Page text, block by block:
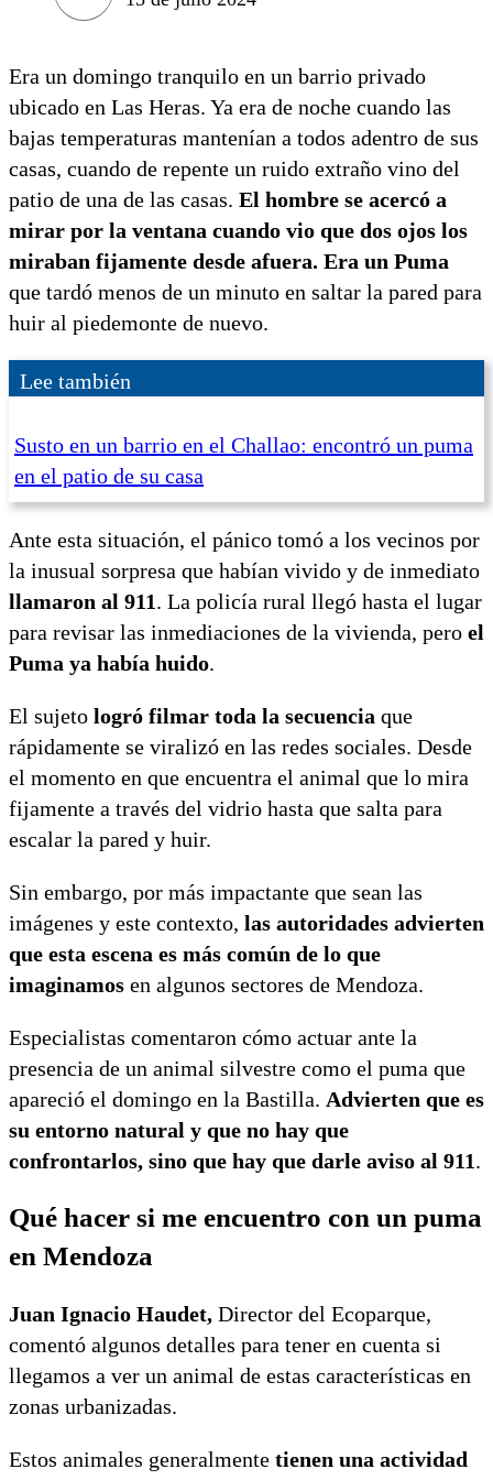
Era un domingo tranquilo en un barrio privado
ubicado en Las Heras. Ya era de noche cuando las
bajas temperaturas mantenían a todos adentro de sus
casas, cuando de repente un ruido extraño vino del
patio de una de las casas. El hombre se acercó a
mirar por la ventana cuando vio que dos ojos los
miraban fijamente desde afuera. Era un Puma
que tardó menos de un minuto en saltar la pared para
huir al piedemonte de nuevo.
Lee también
Susto en un barrio en el Challao: encontró un puma
en el patio de su casa
Ante esta situación, el pánico tomó a los vecinos por
la inusual sorpresa que habían vivido y de inmediato
llamaron al 911. La policía rural llegó hasta el lugar
para revisar las inmediaciones de la vivienda, pero el
Puma ya había huido.
El sujeto logró filmar toda la secuencia que
rápidamente se viralizó en las redes sociales. Desde
el momento en que encuentra el animal que lo mira
fijamente a través del vidrio hasta que salta para
escalar la pared y huir.
Sin embargo, por más impactante que sean las
imágenes y este contexto, las autoridades advierten
que esta escena es más común de lo que
imaginamos en algunos sectores de Mendoza.
Especialistas comentaron cómo actuar ante la
presencia de un animal silvestre como el puma que
apareció el domingo en la Bastilla. Advierten que es
su entorno natural y que no hay que
confrontarlos, sino que hay que darle aviso al 911.
Qué hacer si me encuentro con un puma
en Mendoza
Juan Ignacio Haudet, Director del Ecoparque,
comentó algunos detalles para tener en cuenta si
llegamos a ver un animal de estas características en
zonas urbanizadas.
Estos animales generalmente tienen una actividad